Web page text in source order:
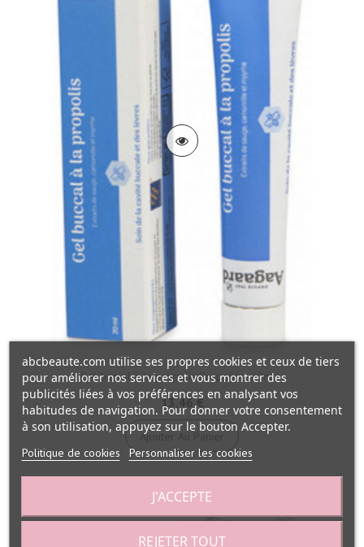
Gel buccal à la propolis Propoline 20ml...
13,46 €
Ajouter Au Panier
abcbeaute.com utilise ses propres cookies et ceux de tiers
pour améliorer nos services et vous montrer des
publicités liées à vos préférences en analysant vos
habitudes de navigation. Pour donner votre consentement
à son utilisation, appuyez sur le bouton Accepter.
Politique de cookies Personnaliser les cookies
REJETER TOUT
J'ACCEPTE